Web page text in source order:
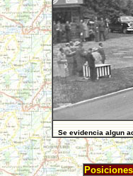
Se evidencia algun